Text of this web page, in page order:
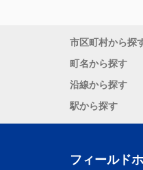
思い
あり
市区町村から探
町名から探す
沿線から探す
駅から探す
フィールド